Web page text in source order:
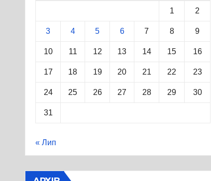
1 2
3 4 5 6 7 8 9
10 11 12 13 14 15 16
17 18 19 20 21 22 23
24 25 26 27 28 29 30
31
« Лип